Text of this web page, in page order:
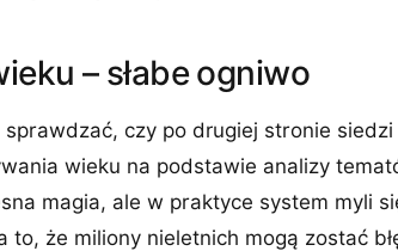
– słabe ogniwo
czy po drugiej stronie siedzi
wieku na podstawie analizy
magia, ale w praktyce system myli
to, że miliony nieletnich mogą zostać